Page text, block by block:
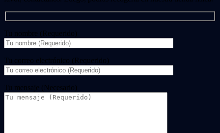
Tu nombre (Requerido)
Tu correo electrónico (Requerido)
Tu mensaje (Necesario)